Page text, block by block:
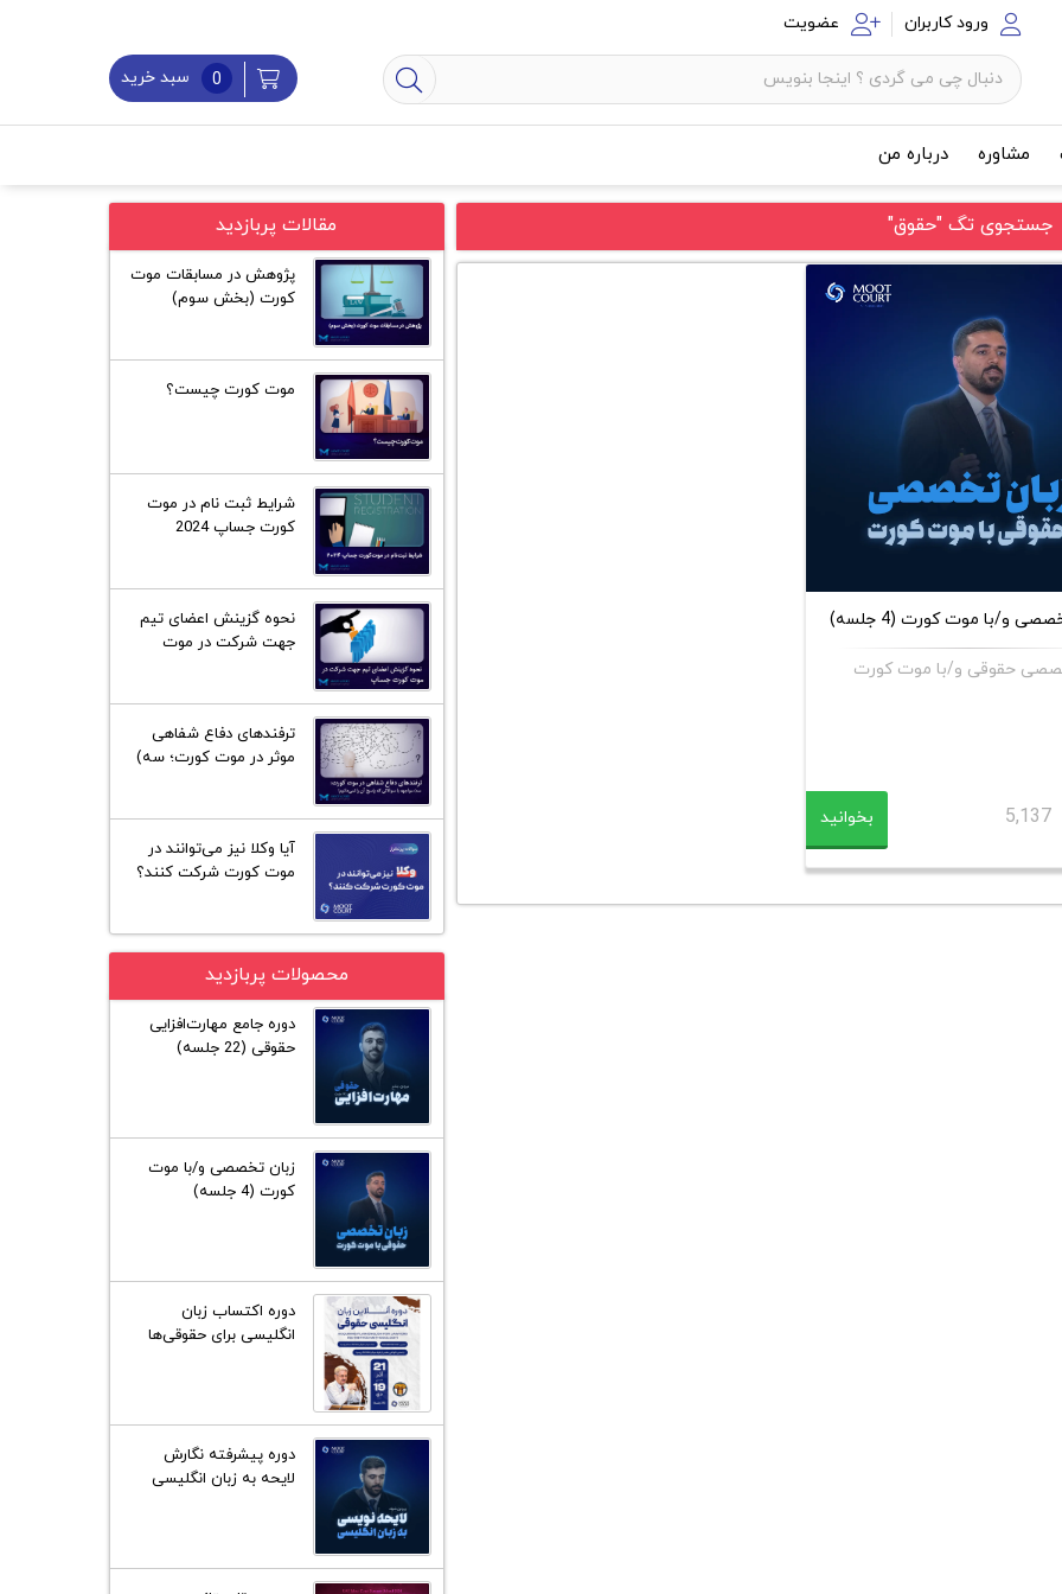
ورود کاربران عضویت
0 سبد خرید
مشاوره درباره من
جستجوی تگ "حقوق"
و/با موت کورت (4 جلسه)
حقوقی و/با موت کورت
5,137 بخوانید
مقالات پربازدید
پژوهش در مسابقات موت
کورت (بخش سوم)
موت کورت چیست؟
شرایط ثبت نام در موت
کورت جساپ 2024
نحوه گزینش اعضای تیم
جهت شرکت در موت
ترفند‌های دفاع شفاهی
موثر در موت کورت؛ سه)
آیا وکلا نیز می‌توانند در
موت کورت شرکت کنند؟
محصولات پربازدید
دوره جامع مهارت‌افزایی
حقوقی (22 جلسه)
زبان تخصصی و/با موت
کورت (4 جلسه)
دوره اکتساب زبان
انگلیسی برای حقوقی‌ها
دوره پیشرفته نگارش
لایحه به زبان انگلیسی